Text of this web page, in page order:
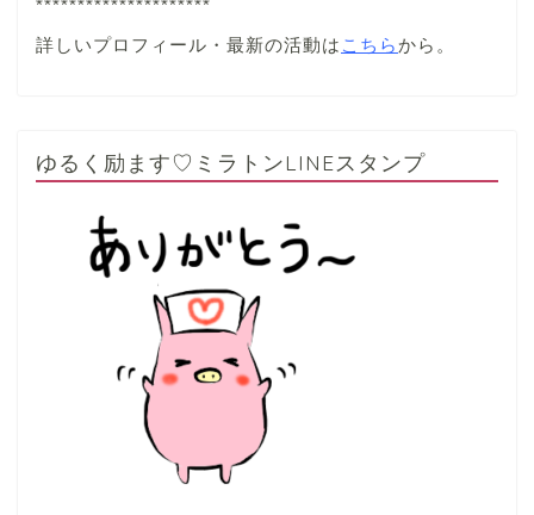
*********************
詳しいプロフィール・最新の活動は こちらから。
ゆるく励ます♡ミラトンLINEスタンプ